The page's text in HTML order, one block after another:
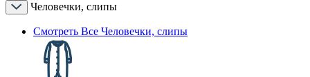
Человечки, слипы
Смотреть Все Человечки, слипы